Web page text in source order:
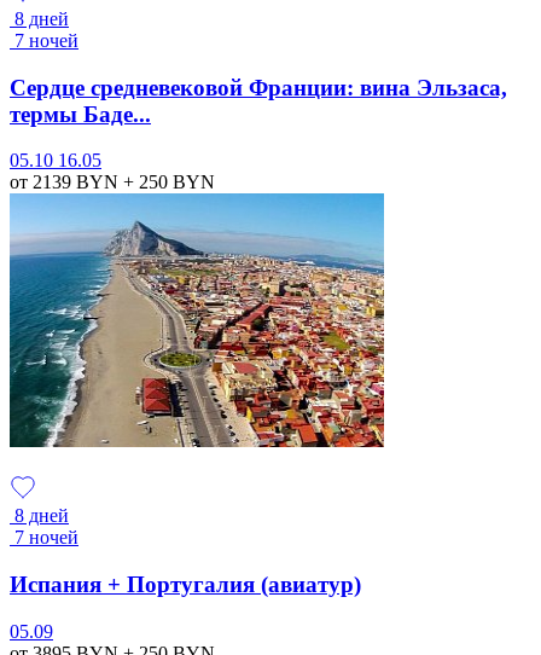
8 дней
7 ночей
Сердце средневековой Франции: вина Эльзаса,
термы Баде...
05.10 16.05
от 2139 BYN + 250 BYN
8 дней
7 ночей
Испания + Португалия (авиатур)
05.09